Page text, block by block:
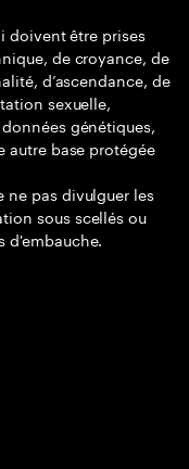
doivent être prises
de croyance, de
d’ascendance, de
sexuelle,
génétiques,
autre base protégée
ne pas divulguer les
sous scellés ou
d'embauche.